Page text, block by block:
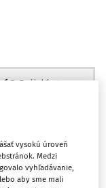
Prihláste sa
len
vysokú úroveň
Medzi
vyhľadávanie,
aby sme mali